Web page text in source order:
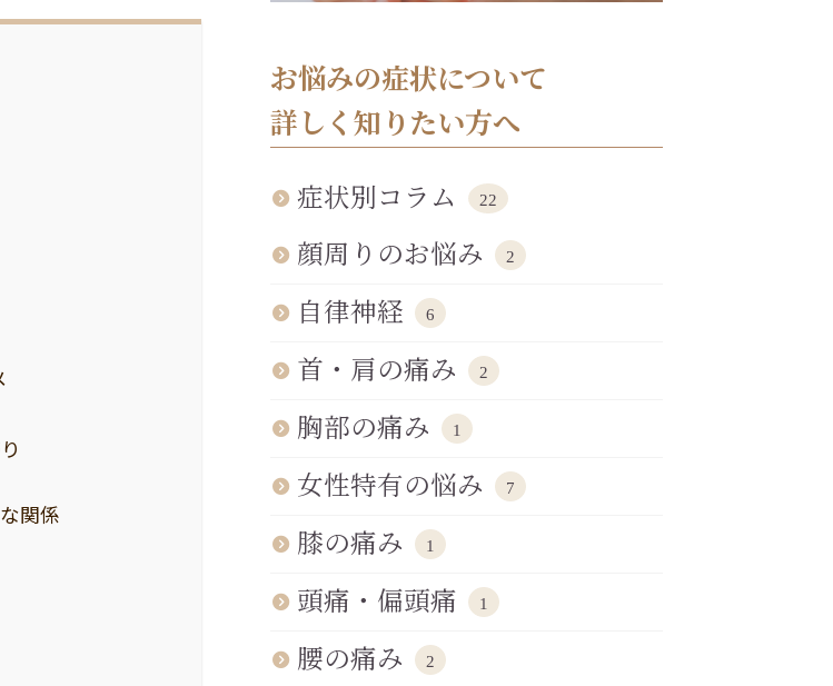
関係
お悩みの症状について
詳しく知りたい方へ
症状別コラム 22
顔周りのお悩み 2
自律神経 6
首・肩の痛み 2
胸部の痛み 1
女性特有の悩み 7
膝の痛み 1
頭痛・偏頭痛 1
腰の痛み 2